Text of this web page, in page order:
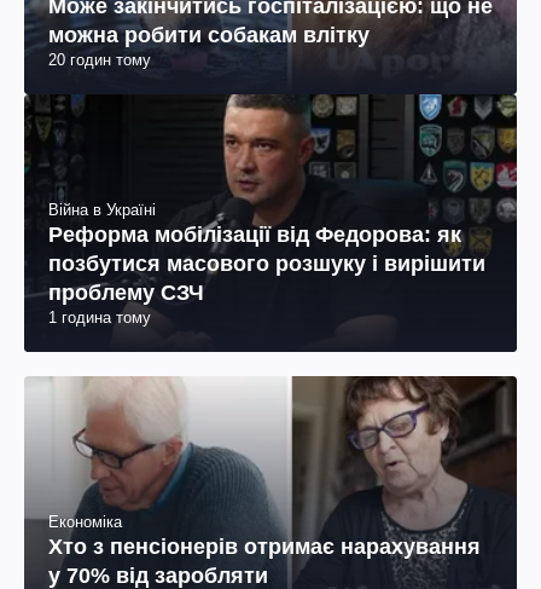
Може закінчитись госпіталізацією: що не
можна робити собакам влітку
20 годин тому
Війна в Україні
Реформа мобілізації від Федорова: як
позбутися масового розшуку і вирішити
проблему СЗЧ
1 година тому
Економіка
Хто з пенсіонерів отримає нарахування
у 70% від заробляти